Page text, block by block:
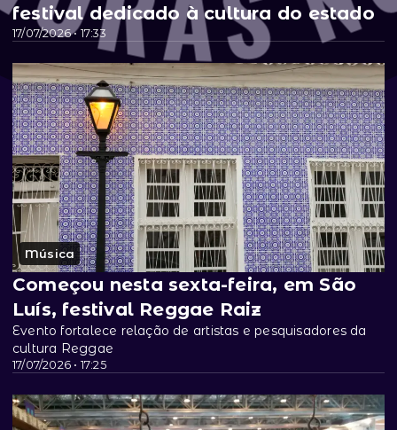
17/07/2026 • 17:33
festival dedicado à cultura do estado
Música
17/07/2026 • 17:25
Começou nesta sexta-feira, em São
Luís, festival Reggae Raiz
Evento fortalece relação de artistas e pesquisadores da
cultura Reggae